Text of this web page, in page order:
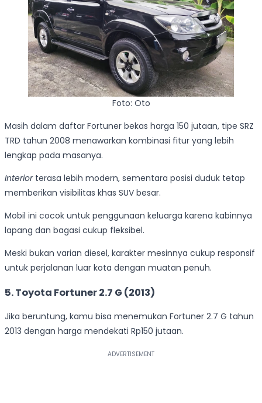
Foto: Oto
Masih dalam daftar Fortuner bekas harga 150 jutaan, tipe SRZ
TRD tahun 2008 menawarkan kombinasi fitur yang lebih
lengkap pada masanya.
Interiorterasa lebih modern, sementara posisi duduk tetap
memberikan visibilitas khas SUV besar.
Mobil ini cocok untuk penggunaan keluarga karena kabinnya
lapang dan bagasi cukup fleksibel.
Meski bukan varian diesel, karakter mesinnya cukup responsif
untuk perjalanan luar kota dengan muatan penuh.
5. Toyota Fortuner 2.7 G (2013)
Jika beruntung, kamu bisa menemukan Fortuner 2.7 G tahun
2013 dengan harga mendekati Rp150 jutaan.